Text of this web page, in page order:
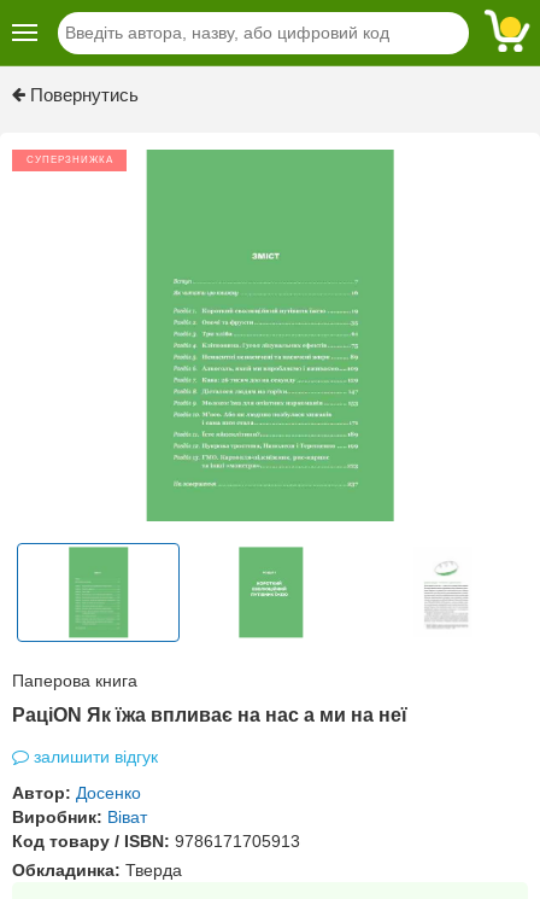
Повернутись
СУПЕРЗНИЖКА
Паперова книга
РаціON Як їжа впливає на нас а ми на неї
залишити відгук
Автор: Досенко
Виробник: Віват
Код товару / ISBN: 9786171705913
Обкладинка: Тверда